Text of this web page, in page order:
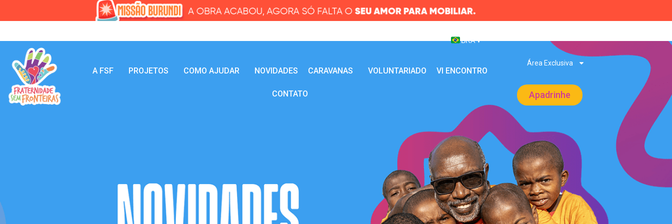
BRA ▾
A FSF PROJETOS COMO AJUDAR NOVIDADES CARAVANAS VOLUNTARIADO VI ENCONTRO
CONTATO
Área Exclusiva
Apadrinhe